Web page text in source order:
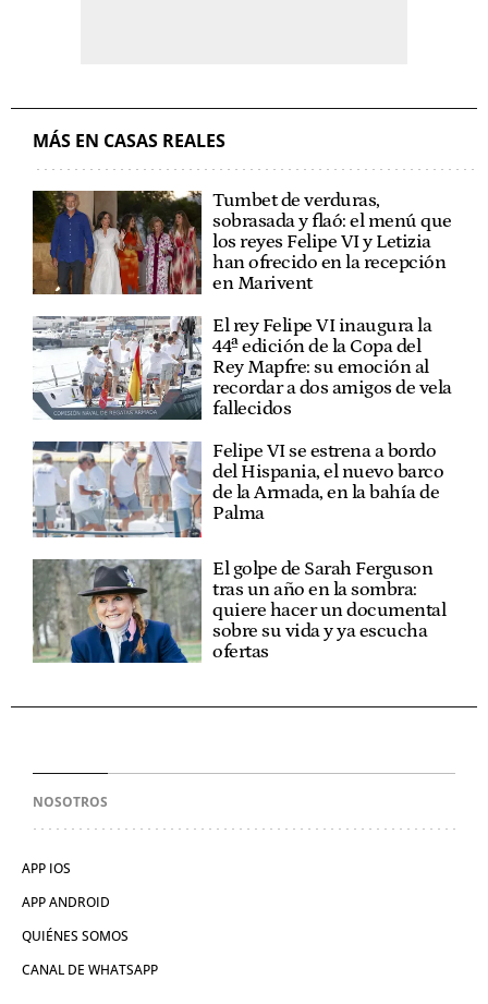
MÁS EN CASAS REALES
Tumbet de verduras,
sobrasada y flaó: el menú que
los reyes Felipe VI y Letizia
han ofrecido en la recepción
en Marivent
El rey Felipe VI inaugura la
44ª edición de la Copa del
Rey Mapfre: su emoción al
recordar a dos amigos de vela
fallecidos
Felipe VI se estrena a bordo
del Hispania, el nuevo barco
de la Armada, en la bahía de
Palma
El golpe de Sarah Ferguson
tras un año en la sombra:
quiere hacer un documental
sobre su vida y ya escucha
ofertas
NOSOTROS
APP IOS
APP ANDROID
QUIÉNES SOMOS
CANAL DE WHATSAPP